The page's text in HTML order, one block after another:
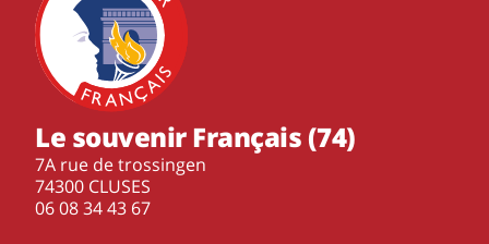
Le souvenir Français (74)
7A rue de trossingen
74300 CLUSES
‭06 08 34 43 67‬